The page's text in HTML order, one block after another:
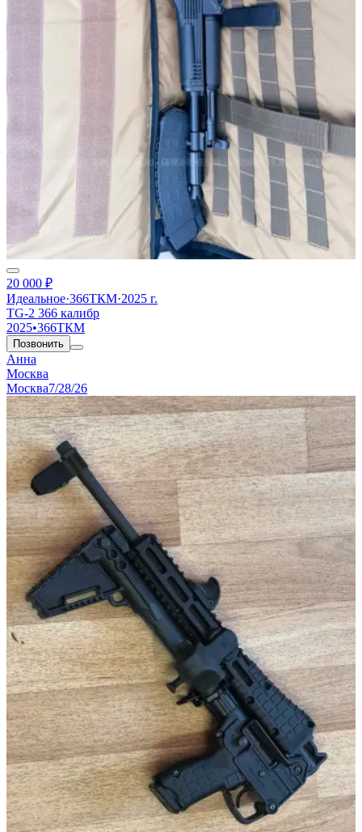
20 000 ₽
Идеальное·366ТКМ·2025 г.
TG-2 366 калибр
2025•366ТКМ
Позвонить
Анна
Москва
Москва7/28/26